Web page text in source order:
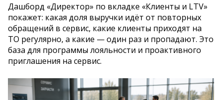
Дашборд «Директор» по вкладке «Клиенты и LTV»
покажет: какая доля выручки идёт от повторных
обращений в сервис, какие клиенты приходят на
ТО регулярно, а какие — один раз и пропадают. Это
база для программы лояльности и проактивного
приглашения на сервис.